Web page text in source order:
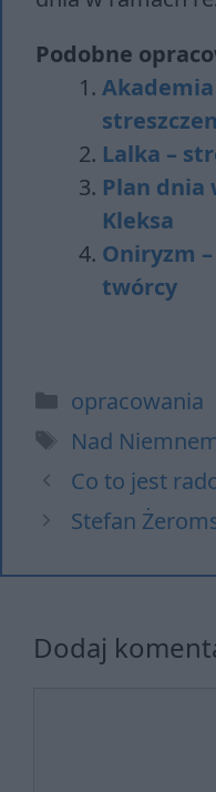
Podobne
Lalka –
Plan dnia
Kleksa
Oniryzm
twórcy
Kategorie
opracowania
Tagi
Nad
Co to jest
Stefan
Dodaj